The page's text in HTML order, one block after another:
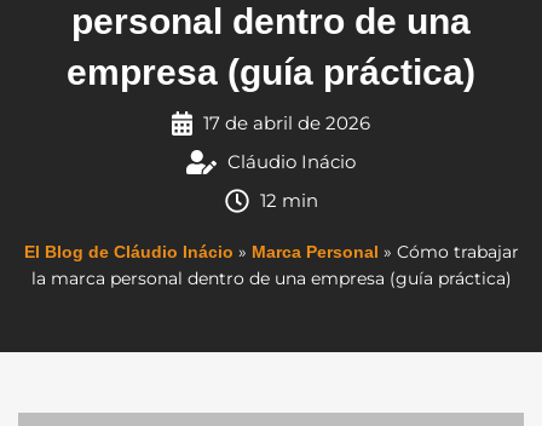
personal dentro de una
empresa (guía práctica)
17 de abril de 2026
Cláudio Inácio
12 min
El Blog de Cláudio Inácio » Marca Personal » Cómo trabajar
la marca personal dentro de una empresa (guía práctica)